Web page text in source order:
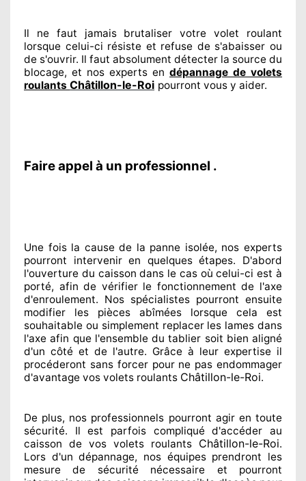
Il ne faut jamais brutaliser votre volet roulant
lorsque celui-ci résiste et refuse de s'abaisser ou
de s'ouvrir. Il faut absolument détecter la source du
blocage, et nos experts en dépannage de volets
roulants Châtillon-le-Roi pourront vous y aider.
Faire appel à un professionnel .
Une fois la causede la panne isolée, nos experts
pourront interveniren quelques étapes. D'abord
l'ouverture du caisson dans le cas où celui-ci est à
porté, afin de vérifier le fonctionnement de l'axe
d'enroulement. Nos spécialistes pourront ensuite
modifier les pièces abîmées lorsque cela est
souhaitable ou simplement replacerles lames dans
l'axe afin que l'ensembledu tablier soit bien aligné
d'un côté et de l'autre. Grâce à leur expertise il
procéderont sans forcer pourne pas endommager
d'avantage vos volets roulants Châtillon-le-Roi.
De plus, nos professionnels pourront agiren toute
sécurité. Il est parfois compliquéd'accéder au
caisson de vos volets roulants Châtillon-le-Roi.
Lors d'un dépannage, nos équipesprendront les
mesure de sécuriténécessaire et pourront